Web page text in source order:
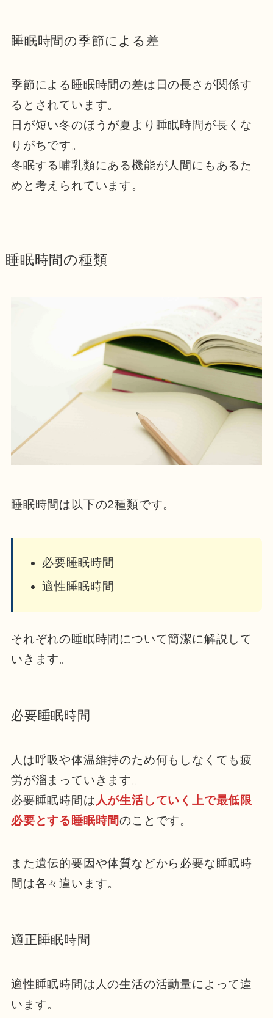
睡眠時間の季節による差
季節による睡眠時間の差は日の長さが関係す
るとされています。
日が短い冬のほうが夏より睡眠時間が長くな
りがちです。
冬眠する哺乳類にある機能が人間にもあるた
めと考えられています。
睡眠時間の種類
睡眠時間は以下の2種類です。
必要睡眠時間
適性睡眠時間
それぞれの睡眠時間について簡潔に解説して
いきます。
必要睡眠時間
人は呼吸や体温維持のため何もしなくても疲
労が溜まっていきます。
必要睡眠時間は 人が生活していく上で最低限
必要とする睡眠時間のことです。
また遺伝的要因や体質などから必要な睡眠時
間は各々違います。
適正睡眠時間
適性睡眠時間は人の生活の活動量によって違
います。